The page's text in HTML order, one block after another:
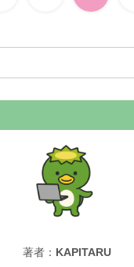
著者： KAPITARU